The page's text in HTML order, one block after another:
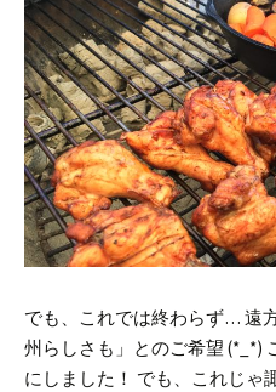
でも、これでは終わらず… 遠
州らしさも」とのご希望 (*_*)
にしました！ でも、これじゃ